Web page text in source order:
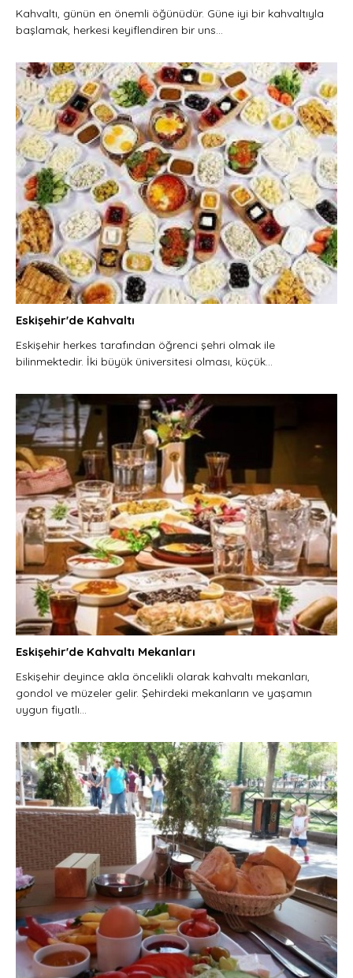
Kahvaltı, günün en önemli öğünüdür. Güne iyi bir kahvaltıyla
başlamak, herkesi keyiflendiren bir uns...
Eskişehir'de Kahvaltı
Eskişehir herkes tarafından öğrenci şehri olmak ile
bilinmektedir. İki büyük üniversitesi olması, küçük...
Eskişehir'de Kahvaltı Mekanları
Eskişehir deyince akla öncelikli olarak kahvaltı mekanları,
gondol ve müzeler gelir. Şehirdeki mekanların ve yaşamın
uygun fiyatlı...